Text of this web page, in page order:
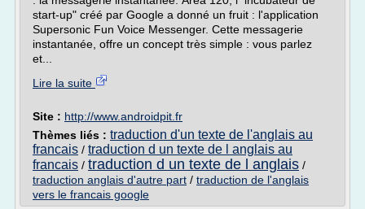
start-up" créé par Google a donné un fruit : l'application
Supersonic Fun Voice Messenger. Cette messagerie
instantanée, offre un concept très simple : vous parlez
et...
Lire la suite
Site : http://www.androidpit.fr
Thèmes liés : traduction d'un texte de l'anglais au
francais / traduction d un texte de l anglais au
francais / traduction d un texte de l anglais /
traduction anglais d'autre part / traduction de l'anglais
vers le francais google